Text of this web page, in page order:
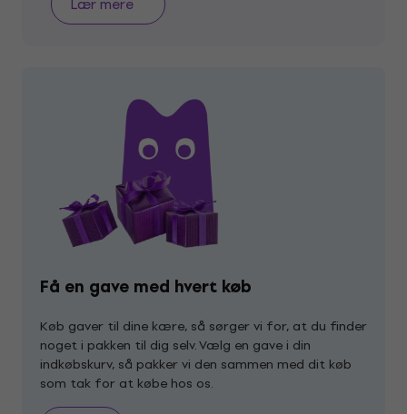
Få en gave med hvert køb
Køb gaver til dine kære, så sørger vi for, at du finder
noget i pakken til dig selv. Vælg en gave i din
indkøbskurv, så pakker vi den sammen med dit køb
som tak for at købe hos os.